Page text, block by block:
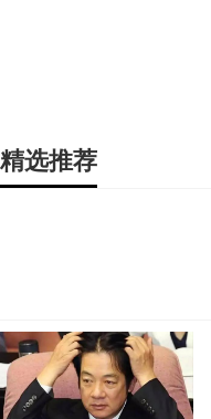
精选推荐